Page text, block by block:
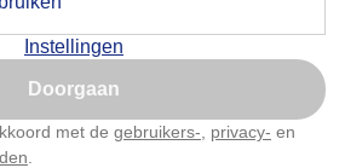
Instellingen
Doorgaan
met de gebruikers- privacy- en
16-05-2026, 27x bekeken
misschien later
om dit aan te passen